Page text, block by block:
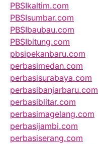
PBSIkaltim.com
PBSIsumbar.com
PBSIbaubau.com
PBSIbitung.com
pbsipekanbaru.com
perbasimedan.com
perbasisurabaya.com
perbasibanjarbaru.com
perbasiblitar.com
perbasimagelang.com
perbasijambi.com
perbasiserang.com